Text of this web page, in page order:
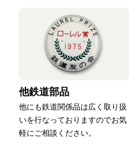
他鉄道部品
他にも鉄道関係品は広く取り扱
いを行なっておりますのでお気
軽にご相談ください。